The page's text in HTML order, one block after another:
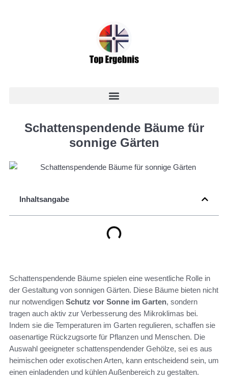
Schattenspendende Bäume für
sonnige Gärten
Inhaltsangabe
Schattenspendende Bäume spielen eine wesentliche Rolle in
der Gestaltung von sonnigen Gärten. Diese Bäume bieten nicht
nur notwendigen Schutz vor Sonne im Garten, sondern
tragen auch aktiv zur Verbesserung des Mikroklimas bei.
Indem sie die Temperaturen im Garten regulieren, schaffen sie
oasenartige Rückzugsorte für Pflanzen und Menschen. Die
Auswahl geeigneter schattenspendender Gehölze, sei es aus
heimischen oder exotischen Arten, kann entscheidend sein, um
einen einladenden und kühlen Außenbereich zu gestalten.